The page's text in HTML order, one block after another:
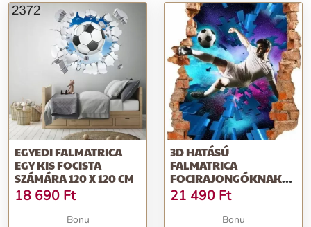
EGYEDI FALMATRICA
EGY KIS FOCISTA
SZÁMÁRA 120 X 120 CM
18 690 Ft
Bonu
3D HATÁSÚ
FALMATRICA
FOCIRAJONGÓKNAK
115 X 180 CM
21 490 Ft
Bonu